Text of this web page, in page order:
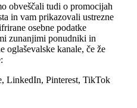
obveščali tudi o promocijah
in vam prikazovali ustrezne
osebne podatke
zunanjimi ponudniki in
oglaševalske kanale, če že
LinkedIn, Pinterest, TikTok